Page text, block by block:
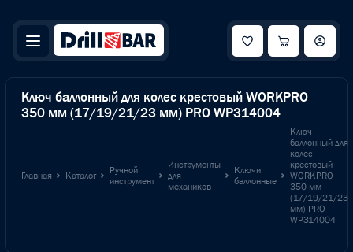
Ключ баллонный для колес крестовый WORKPRO
350 мм (17/19/21/23 мм) PRO WP314004
Главная Каталог
Ручной
инструмент
Инструменты
для
механиков
Ключи
баллонные
Ключ
баллонный для
колес
крестовый
WORKPRO
350 мм
(17/19/21/23
мм) PRO
WP314004